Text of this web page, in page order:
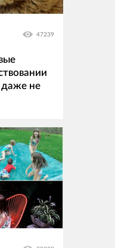
47239
даже не